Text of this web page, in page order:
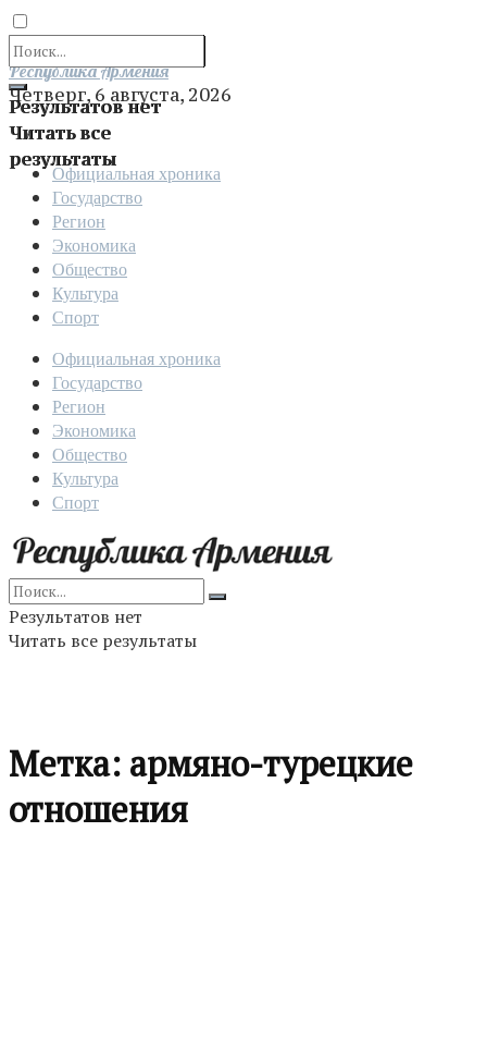
Результатов нет
Читать все
результаты
Отправить
Республика Армения
Четверг, 6 августа, 2026
Официальная хроника
Государство
Регион
Экономика
Общество
Культура
Спорт
Официальная хроника
Государство
Регион
Экономика
Общество
Культура
Спорт
Результатов нет
Читать все результаты
Метка: армяно-турецкие
отношения